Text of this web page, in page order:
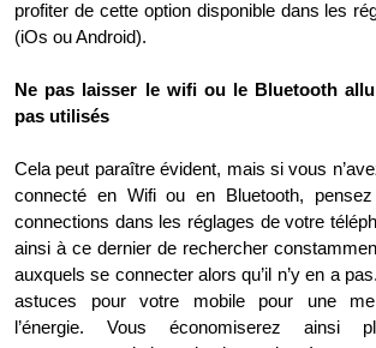
profiter de cette option disponible dans les
(iOs ou Android).
Ne pas laisser le wifi ou le Bluetooth
pas utilisés
Cela peut paraître évident, mais si vous
connecté en Wifi ou en Bluetooth,
connections dans les réglages de votre
ainsi à ce dernier de rechercher
auxquels se connecter alors qu’il n’y en a
astuces pour votre mobile pour une
l’énergie. Vous économiserez ainsi